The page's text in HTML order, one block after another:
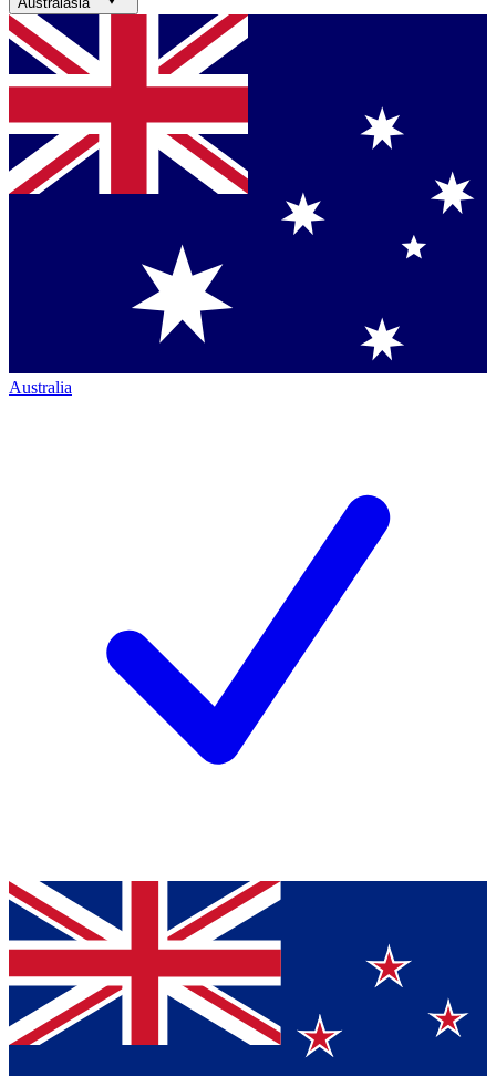
Australia